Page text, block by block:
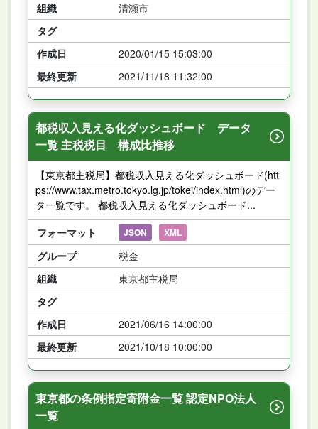
組織
清瀬市
タグ
作成日
2020/01/15 15:03:00
最終更新
2021/11/18 11:32:00
都税収入見える化ダッシュボード データ
一覧 主税税目 構成比推移
【東京都主税局】都税収入見える化ダッシュボード(htt
ps://www.tax.metro.tokyo.lg.jp/tokei/index.html)のデー
タ一覧です。 都税収入見える化ダッシュボード...
フォーマット
JSON XML
グループ
税金
組織
東京都主税局
タグ
作成日
2021/06/16 14:00:00
最終更新
2021/10/18 10:00:00
東京都の条例指定寄附金一覧 認定NPO法人
一覧